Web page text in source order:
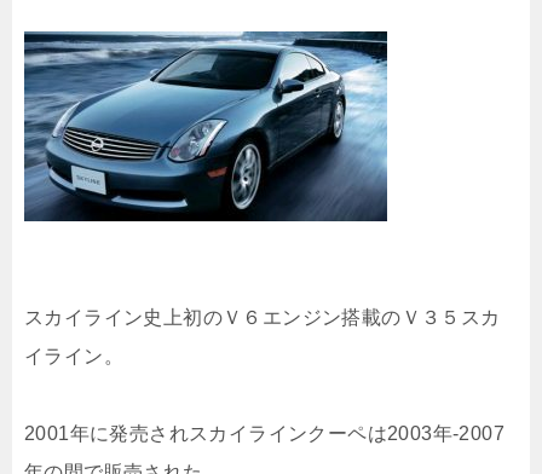
スカイライン史上初のＶ６エンジン搭載のＶ３５スカ
イライン。
2001年に発売されスカイラインクーペは2003年-2007